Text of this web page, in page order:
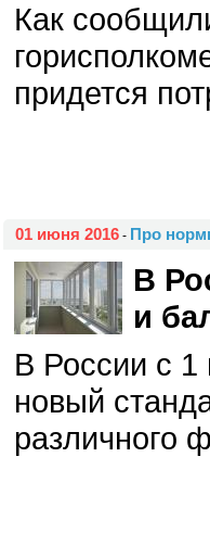
Как
придется
01 июня 2016 - Про
В
и
В России с 1
новый
различного